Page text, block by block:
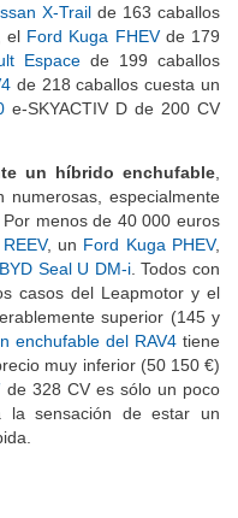
X-Trail de 163 caballos
el Ford Kuga FHEVde 179
Espacede 199 caballos
de 218 caballos cuesta un
e-SKYACTIV D de 200 CV
un híbrido enchufable
numerosas, especialmente
menos de 40 000 euros
, un Ford Kuga PHEV,
BYD Seal U DM-i. Todos con
casos del Leapmotor y el
superior (145 y
enchufable del RAV4 tiene
muy inferior (50 150 €)
de 328 CV es sólo un poco
sensación de estar un